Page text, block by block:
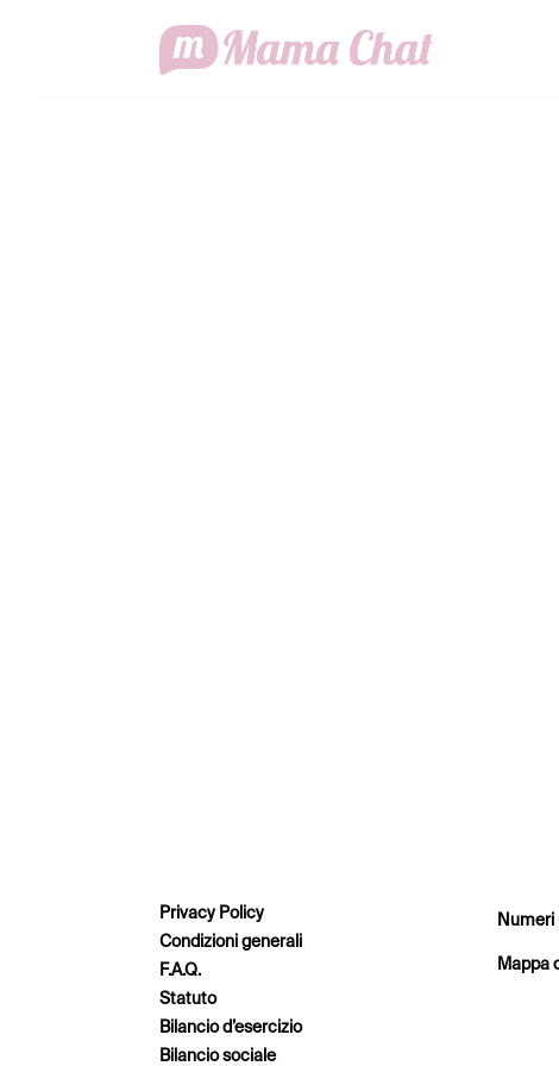
Privacy Policy
Condizioni generali
F.A.Q.
Statuto
Bilancio d’esercizio
Bilancio sociale
Numeri
Mappa